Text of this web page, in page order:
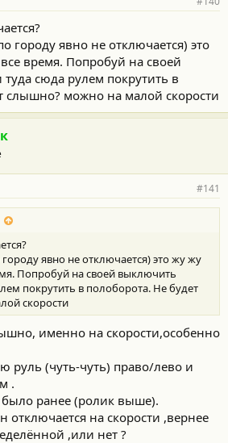
городу явно не отключается) это
время. Попробуй на своей
сюда рулем покрутить в
слышно? можно на малой скорости
#141
явно не отключается) это жу жу
Попробуй на своей выключить
покрутить в полоборота. Не будет
скорости
именно на скорости,особенно
руль (чуть-чуть) право/лево и
.
было ранее (ролик выше).
на скорости ,вернее
,или нет ?